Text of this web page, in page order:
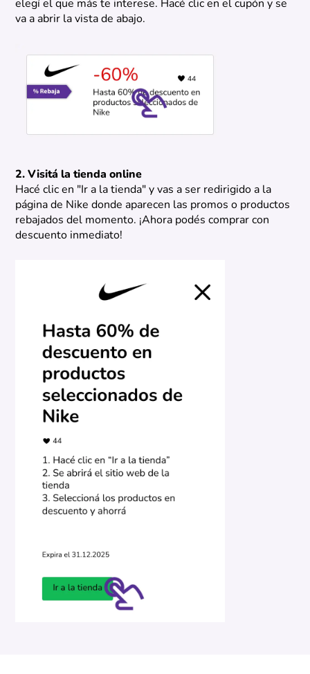
elegí el que más te interese. Hacé clic en el cupón y se
va a abrir la vista de abajo.
2. Visitá la tienda online
Hacé clic en "Ir a la tienda" y vas a ser redirigido a la
página de Nike donde aparecen las promos o productos
rebajados del momento. ¡Ahora podés comprar con
descuento inmediato!